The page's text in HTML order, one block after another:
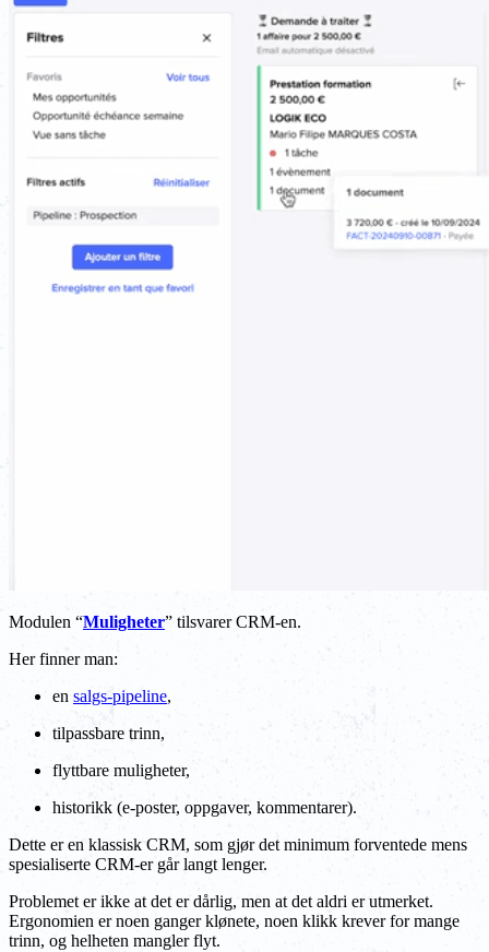
Modulen “Muligheter” tilsvarer CRM-en.
Her finner man:
en salgs-pipeline,
tilpassbare trinn,
flyttbare muligheter,
historikk (e-poster, oppgaver, kommentarer).
Dette er en klassisk CRM, som gjør det minimum forventede mens
spesialiserte CRM-er går langt lenger.
Problemet er ikke at det er dårlig, men at det aldri er utmerket.
Ergonomien er noen ganger klønete, noen klikk krever for mange
trinn, og helheten mangler flyt.